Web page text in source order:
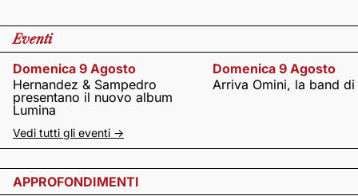
Eventi
Domenica 9 Agosto
Hernandez & Sampedro
presentano il nuovo album
Lumina
Domenica 9 Agosto
Arriva Omini, la band
Vedi tutti gli eventi ->
APPROFONDIMENTI